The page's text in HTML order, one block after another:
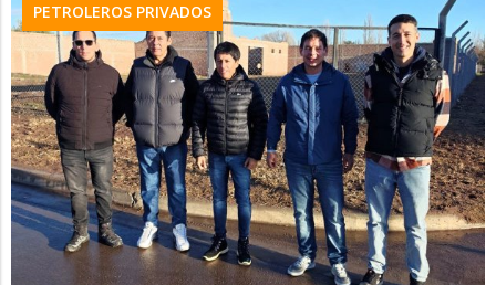
PETROLEROS PRIVADOS